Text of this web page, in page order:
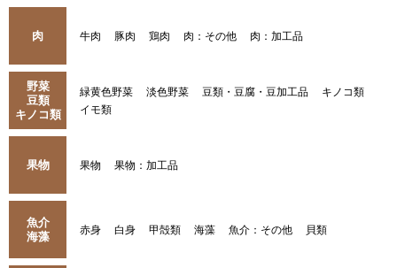
肉 牛肉 豚肉 鶏肉 肉：その他 肉：加工品
野菜
豆類
キノコ類
緑黄色野菜 淡色野菜 豆類・豆腐・豆加工品
キノコ類
イモ類
果物 果物 果物：加工品
魚介
海藻
赤身 白身 甲殻類 海藻 魚介：その他 貝類